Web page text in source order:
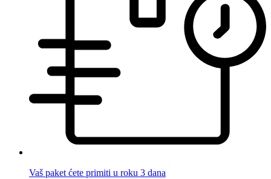
Vaš paket ćete primiti u roku 3 dana